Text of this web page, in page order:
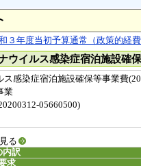
３年度当初予算通常（政策的経
イルス感染症宿泊施設確
ス感染症宿泊施設確保等事業費
業
05660500)
る
内訳
求